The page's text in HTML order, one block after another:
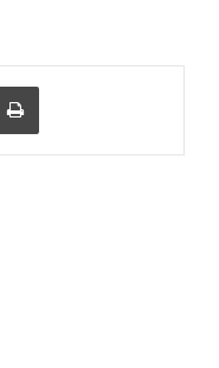
ile paylaş Yazdır